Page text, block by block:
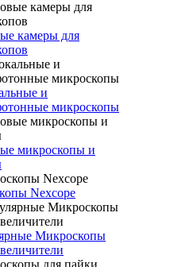
камеры для
и
микроскопы
микроскопы и
Nexcope
Микроскопы